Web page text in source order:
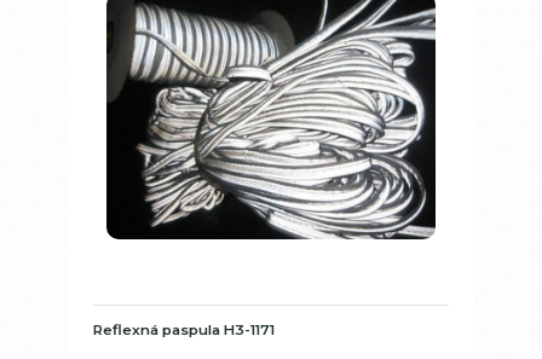
Reflexná paspula H3-1171